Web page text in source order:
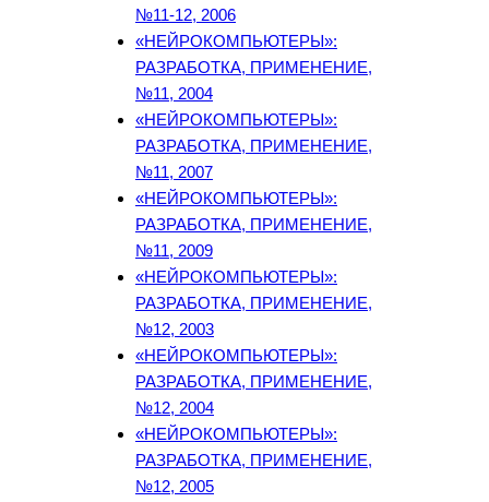
№11-12, 2006
«НЕЙРОКОМПЬЮТЕРЫ»:
РАЗРАБОТКА, ПРИМЕНЕНИЕ,
№11, 2004
«НЕЙРОКОМПЬЮТЕРЫ»:
РАЗРАБОТКА, ПРИМЕНЕНИЕ,
№11, 2007
«НЕЙРОКОМПЬЮТЕРЫ»:
РАЗРАБОТКА, ПРИМЕНЕНИЕ,
№11, 2009
«НЕЙРОКОМПЬЮТЕРЫ»:
РАЗРАБОТКА, ПРИМЕНЕНИЕ,
№12, 2003
«НЕЙРОКОМПЬЮТЕРЫ»:
РАЗРАБОТКА, ПРИМЕНЕНИЕ,
№12, 2004
«НЕЙРОКОМПЬЮТЕРЫ»:
РАЗРАБОТКА, ПРИМЕНЕНИЕ,
№12, 2005